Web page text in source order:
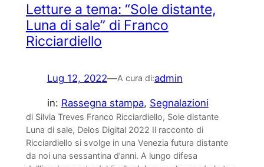
Letture a tema: “Sole distante,
Luna di sale” di Franco
Ricciardiello
Lug 12, 2022—A cura di:admin
in: Rassegna stampa, Segnalazioni
di Silvia Treves Franco Ricciardiello, Sole distante
Luna di sale, Delos Digital 2022 Il racconto di
Ricciardiello si svolge in una Venezia futura distante
da noi una sessantina d’anni. A lungo difesa